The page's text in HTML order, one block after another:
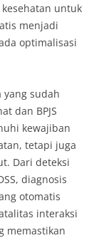
untuk
menjadi
optimalisasi
yang sudah
dan BPJS
kewajiban
tetapi juga
Dari deteksi
diagnosis
otomatis
interaksi
memastikan